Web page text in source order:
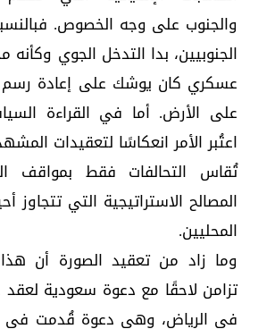
والجنوب على وجه الخصوص.
الجنوبيين، بدا التدخل الجوي وكأنه
عسكري كان يوشك على إعادة رسم
على الأرض. أما في القراءة
اعتُبر الأمر انعكاسًا لتعقيدات
تُقاس التحالفات فقط بمواقف
المصالح الاستراتيجية التي تتجاوز
المحليين.
وما زاد من تعقيد الصورة أن
تزامن لاحقًا مع دعوة سعودية
في الرياض، وهي دعوة قُدمت في